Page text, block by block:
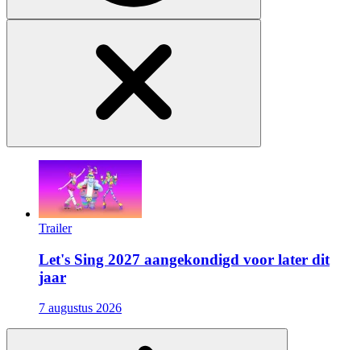
Trailer
Let's Sing 2027 aangekondigd voor later dit
jaar
7 augustus 2026